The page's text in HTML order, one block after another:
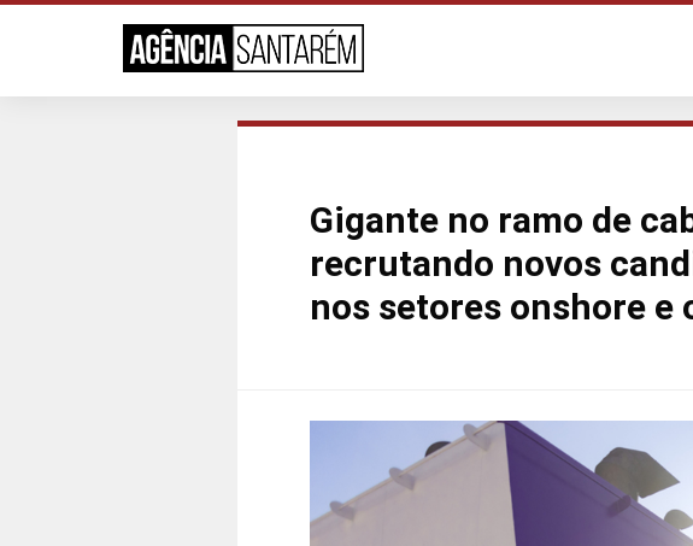
Gigante no ramo de
recrutando novos
nos setores onshore e